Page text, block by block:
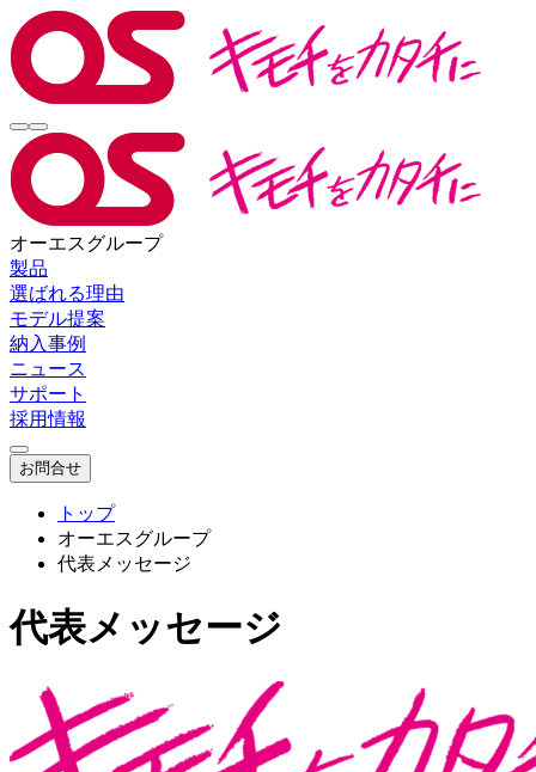
オーエスグループ
製品
選ばれる理由
モデル提案
納入事例
ニュース
サポート
採用情報
お問合せ
トップ
オーエスグループ
代表メッセージ
代表メッセージ